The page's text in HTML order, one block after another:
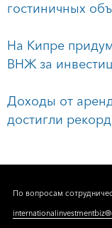
гостиничных
На Кипре
ВНЖ за
Доходы от
достигли
По вопросам